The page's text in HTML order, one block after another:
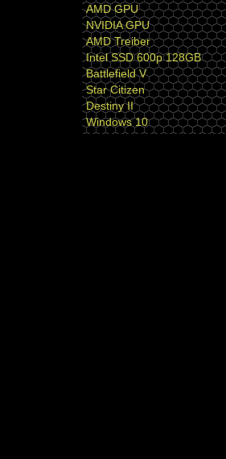
AMD GPU
NVIDIA GPU
AMD Treiber
Intel SSD 600p 128GB
Battlefield V
Star Citizen
Destiny II
Windows 10